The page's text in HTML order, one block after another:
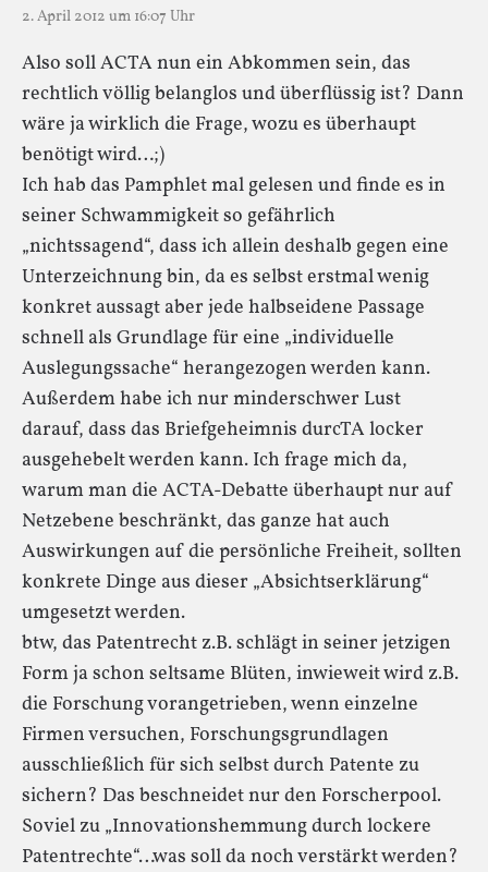
2. April 2012 um 16:07 Uhr
Also soll ACTA nun ein Abkommen sein, das
rechtlich völlig belanglos und überflüssig ist? Dann
wäre ja wirklich die Frage, wozu es überhaupt
benötigt wird…;)
Ich hab das Pamphlet mal gelesen und finde es in
seiner Schwammigkeit so gefährlich
„nichtssagend“, dass ich allein deshalb gegen eine
Unterzeichnung bin, da es selbst erstmal wenig
konkret aussagt aber jede halbseidene Passage
schnell als Grundlage für eine „individuelle
Auslegungssache“ herangezogen werden kann.
Außerdem habe ich nur minderschwer Lust
darauf, dass das Briefgeheimnis durcTA locker
ausgehebelt werden kann. Ich frage mich da,
warum man die ACTA-Debatte überhaupt nur auf
Netzebene beschränkt, das ganze hat auch
Auswirkungen auf die persönliche Freiheit, sollten
konkrete Dinge aus dieser „Absichtserklärung“
umgesetzt werden.
btw, das Patentrecht z.B. schlägt in seiner jetzigen
Form ja schon seltsame Blüten, inwieweit wird z.B.
die Forschung vorangetrieben, wenn einzelne
Firmen versuchen, Forschungsgrundlagen
ausschließlich für sich selbst durch Patente zu
sichern? Das beschneidet nur den Forscherpool.
Soviel zu „Innovationshemmung durch lockere
Patentrechte“…was soll da noch verstärkt werden?